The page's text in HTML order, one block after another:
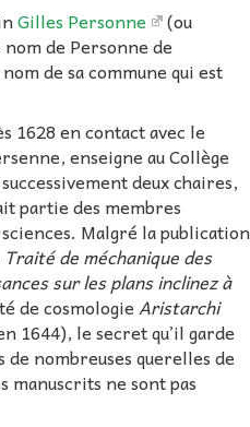
Gilles Personne
(ou
de Personne de
de sa commune qui est
1628 en contact avec le
enseigne au Collège
deux chaires,
partie des membres
Malgré la publication
Traité de méchanique des
sur les plans inclinez à
de cosmologieAristarchi
1644), le secret qu’il garde
de nombreuses querelles de
ne sont pas